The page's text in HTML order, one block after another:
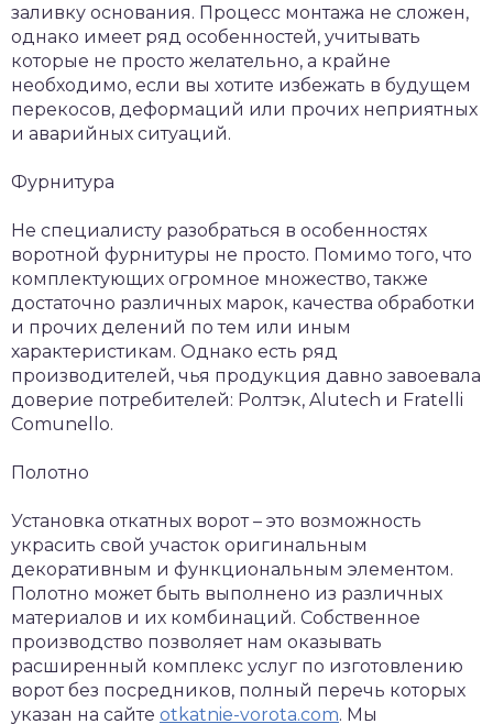
заливку основания. Процесс монтажа не сложен,
однако имеет ряд особенностей, учитывать
которые не просто желательно, а крайне
необходимо, если вы хотите избежать в будущем
перекосов, деформаций или прочих неприятных
и аварийных ситуаций.
Фурнитура
Не специалисту разобраться в особенностях
воротной фурнитуры не просто. Помимо того, что
комплектующих огромное множество, также
достаточно различных марок, качества обработки
и прочих делений по тем или иным
характеристикам. Однако есть ряд
производителей, чья продукция давно завоевала
доверие потребителей: Ролтэк, Alutech и Fratelli
Comunello.
Полотно
Установка откатных ворот – это возможность
украсить свой участок оригинальным
декоративным и функциональным элементом.
Полотно может быть выполнено из различных
материалов и их комбинаций. Собственное
производство позволяет нам оказывать
расширенный комплекс услуг по изготовлению
ворот без посредников, полный перечь которых
указан на сайте otkatnie-vorota.com. Мы